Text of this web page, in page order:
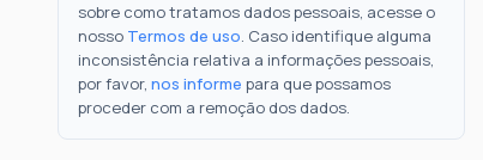
sobre como tratamos dados pessoais, acesse o
nosso Termos de uso. Caso identifique alguma
inconsistência relativa a informações pessoais,
por favor, nos informe para que possamos
proceder com a remoção dos dados.